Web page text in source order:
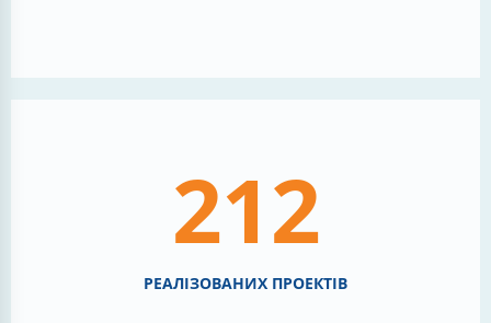
212
РЕАЛІЗОВАНИХ ПРОЕКТІВ